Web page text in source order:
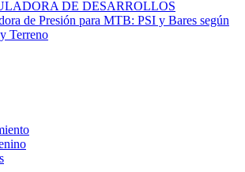
DE DESARROLLOS
de Presión para MTB: PSI y Bares según
Terreno